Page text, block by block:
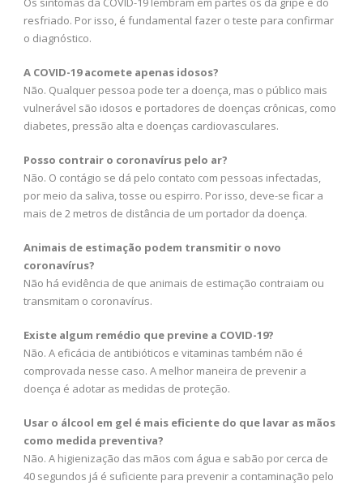
resfriado. Por isso, é fundamental fazer o teste para confirmar
o diagnóstico.
A COVID-19 acomete apenas idosos?
Não. Qualquer pessoa pode ter a doença, mas o público mais
vulnerável são idosos e portadores de doenças crônicas, como
diabetes, pressão alta e doenças cardiovasculares.
Posso contrair o coronavírus pelo ar?
Não. O contágio se dá pelo contato com pessoas infectadas,
por meio da saliva, tosse ou espirro. Por isso, deve-se ficar a
mais de 2 metros de distância de um portador da doença.
Animais de estimação podem transmitir o novo
coronavírus?
Não há evidência de que animais de estimação contraiam ou
transmitam o coronavírus.
Existe algum remédio que previne a COVID-19?
Não. A eficácia de antibióticos e vitaminas também não é
comprovada nesse caso. A melhor maneira de prevenir a
doença é adotar as medidas de proteção.
Usar o álcool em gel é mais eficiente do que lavar as mãos
como medida preventiva?
Não. A higienização das mãos com água e sabão por cerca de
40 segundos já é suficiente para prevenir a contaminação pelo